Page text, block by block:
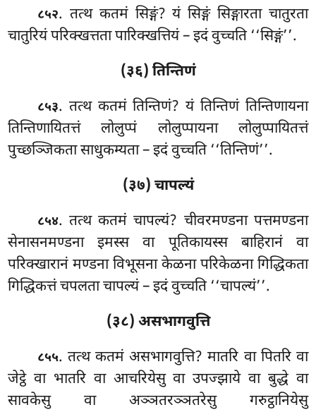
८५२. तत्थ कतमं सिङ्गं? यं सिङ्गं सिङ्गारता चातुरता
चातुरियं परिक्खत्तता पारिक्खत्तियं – इदं वुच्चति ‘‘सिङ्गं’’.
(३६) तिन्तिणं
८५३. तत्थ कतमं तिन्तिणं? यं तिन्तिणं तिन्तिणायना
तिन्तिणायितत्तं लोलुप्पं लोलुप्पायना लोलुप्पायितत्तं
पुच्छञ्जिकता साधुकम्यता – इदं वुच्चति ‘‘तिन्तिणं’’.
(३७) चापल्यं
८५४. तत्थकतमं चापल्यं? चीवरमण्डना पत्तमण्डना
सेनासनमण्डना इमस्स वा पूतिकायस्स बाहिरानं वा
परिक्खारानं मण्डना विभूसना केळना परिकेळना गिद्धिकता
गिद्धिकत्तं चपलता चापल्यं – इदं वुच्चति ‘‘चापल्यं’’.
(३८) असभागवुत्ति
८५५. तत्थ कतमं असभागवुत्ति? मातरि वा पितरि वा
जेट्ठे वा भातरि वा आचरियेसु वा उपज्झाये वा बुद्धे वा
सावकेसु वा अञ्ञतरञ्ञतरेसु गरुट्ठानियेसु